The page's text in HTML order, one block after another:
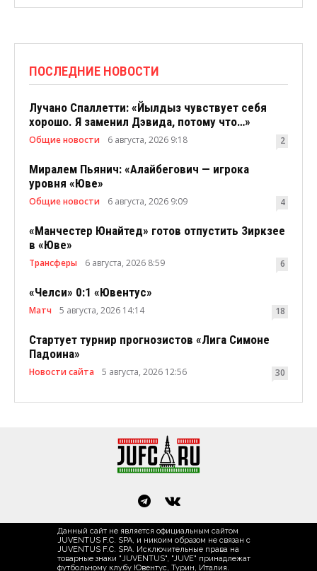
ПОСЛЕДНИЕ НОВОСТИ
Лучано Спаллетти: «Йылдыз чувствует себя
хорошо. Я заменил Дэвида, потому что…»
Общие новости 6 августа, 2026 9:18 2
Миралем Пьянич: «Алайбегович — игрока
уровня «Юве»
Общие новости 6 августа, 2026 9:09 4
«Манчестер Юнайтед» готов отпустить Зиркзее
в «Юве»
Трансферы 6 августа, 2026 8:59 6
«Челси» 0:1 «Ювентус»
Матч 5 августа, 2026 14:14 18
Стартует турнир прогнозистов «Лига Симоне
Падоина»
Новости сайта 5 августа, 2026 12:56 30
Данный сайт не является официальным сайтом
JUVENTUS F.C. SPA, и никоим образом не связан с
JUVENTUS F.C. SPA. Исключительные права на
товарные знаки "JUVENTUS", "JUVE" принадлежат
футбольному клубу Ювентус, Турин, Италия.